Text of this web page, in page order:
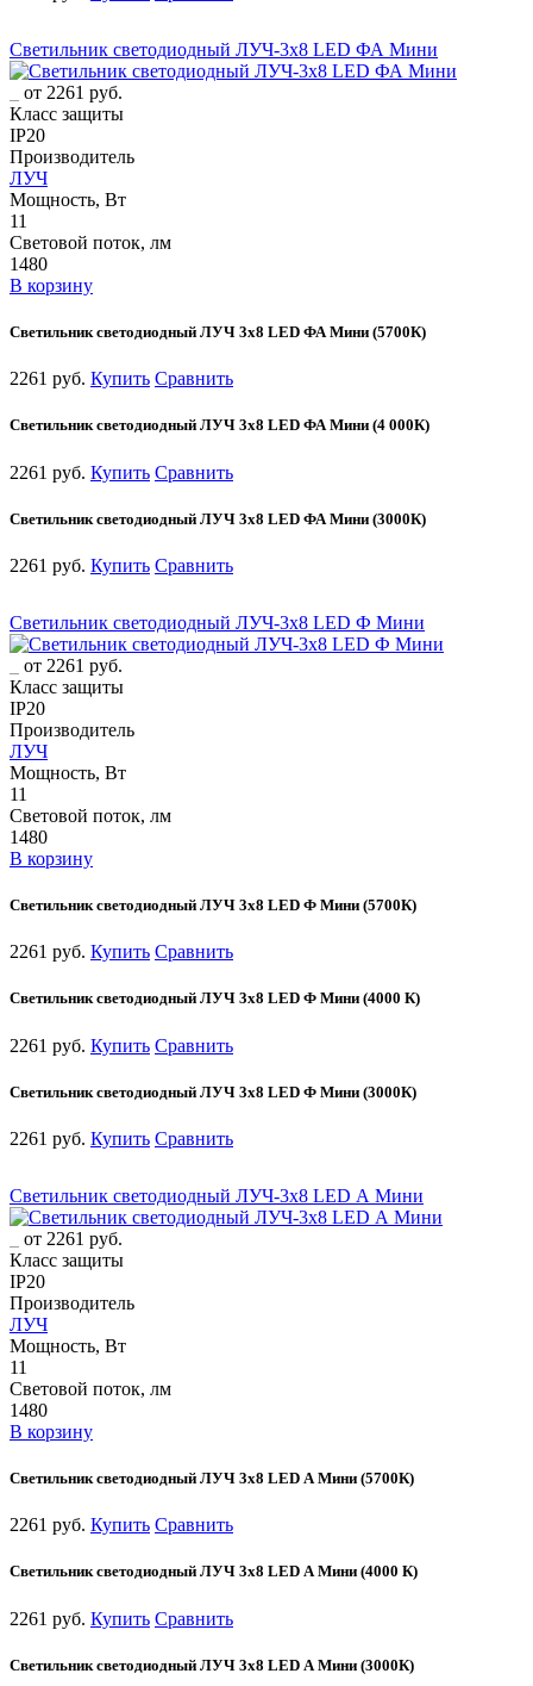
Светильник светодиодный ЛУЧ-3х8 LED ФА Мини
от 2261 руб.
Класс защиты
IP20
Производитель
ЛУЧ
Мощность, Вт
11
Световой поток, лм
1480
В корзину
Светильник светодиодный ЛУЧ 3х8 LED ФА Мини (5700К)
2261 руб. Купить Сравнить
Светильник светодиодный ЛУЧ 3х8 LED ФА Мини (4 000К)
2261 руб. Купить Сравнить
Светильник светодиодный ЛУЧ 3х8 LED ФА Мини (3000К)
2261 руб. Купить Сравнить
Светильник светодиодный ЛУЧ-3х8 LED Ф Мини
от 2261 руб.
Класс защиты
IP20
Производитель
ЛУЧ
Мощность, Вт
11
Световой поток, лм
1480
В корзину
Светильник светодиодный ЛУЧ 3х8 LED Ф Мини (5700К)
2261 руб. Купить Сравнить
Светильник светодиодный ЛУЧ 3х8 LED Ф Мини (4000 К)
2261 руб. Купить Сравнить
Светильник светодиодный ЛУЧ 3х8 LED Ф Мини (3000К)
2261 руб. Купить Сравнить
Светильник светодиодный ЛУЧ-3х8 LED А Мини
от 2261 руб.
Класс защиты
IP20
Производитель
ЛУЧ
Мощность, Вт
11
Световой поток, лм
1480
В корзину
Светильник светодиодный ЛУЧ 3х8 LED А Мини (5700К)
2261 руб. Купить Сравнить
Светильник светодиодный ЛУЧ 3х8 LED А Мини (4000 К)
2261 руб. Купить Сравнить
Светильник светодиодный ЛУЧ 3х8 LED А Мини (3000К)